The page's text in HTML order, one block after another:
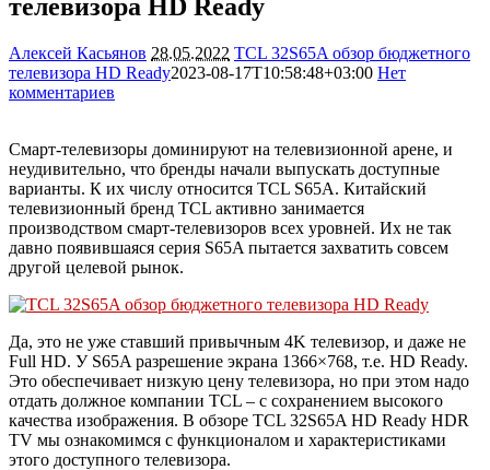
телевизора HD Ready
Алексей Касьянов 28.05.2022 TCL 32S65A обзор бюджетного
телевизора HD Ready2023-08-17T10:58:48+03:00 Нет
комментариев
Смарт-телевизоры доминируют на телевизионной арене, и
неудивительно, что бренды начали выпускать доступные
варианты. К их числу относится TCL S65A. Китайский
телевизионный бренд TCL активно занимается
производством смарт-телевизоров всех уровней. Их не так
давно появившаяся серия S65A пытается захватить совсем
другой целевой рынок.
Да, это не уже ставший привычным 4K телевизор, и даже не
Full HD. У S65A разрешение экрана 1366×768, т.е. HD Ready.
Это обеспечивает низкую цену телевизора, но при этом надо
отдать должное компании TCL – с сохранением высокого
качества изображения. В обзоре TCL 32S65A HD Ready HDR
TV мы ознакомимся с функционалом и характеристиками
этого доступного телевизора.